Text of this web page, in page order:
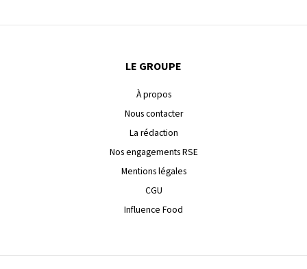
LE GROUPE
À propos
Nous contacter
La rédaction
Nos engagements RSE
Mentions légales
CGU
Influence Food